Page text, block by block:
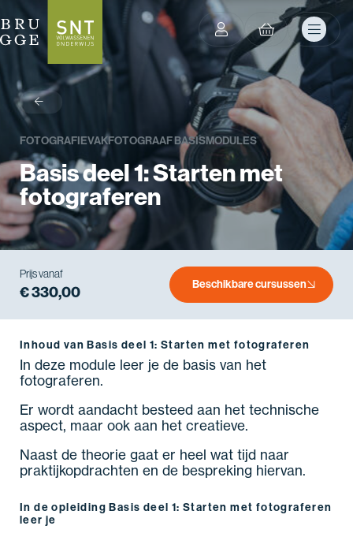
Prijs vanaf
€ 330,00 Beschikbare cursussen
terug
FOTOGRAFIEVAKFOTOGRAAF BASISMODULES
Basis deel 1: Starten met
fotograferen
Inhoud van Basis deel 1: Starten met fotograferen
In deze module leer je de basis van het
fotograferen.
Er wordt aandacht besteed aan het technische
aspect, maar ook aan het creatieve.
Naast de theorie gaat er heel wat tijd naar
praktijkopdrachten en de bespreking hiervan.
In de opleiding Basis deel 1: Starten met fotograferen
leer je